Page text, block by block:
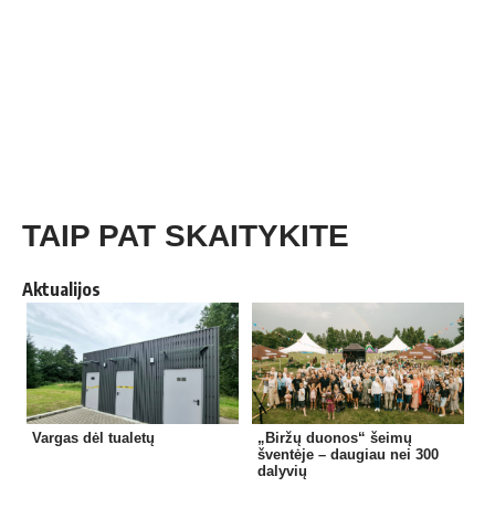
TAIP PAT SKAITYKITE
Aktualijos
Vargas dėl tualetų
„Biržų duonos“ šeimų
šventėje – daugiau nei 300
dalyvių